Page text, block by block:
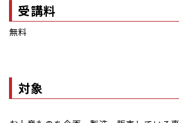
受講料
無料
対象